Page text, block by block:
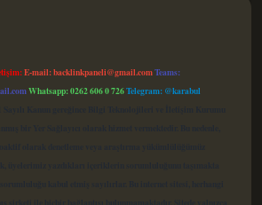
E-mail:backlinkpaneli@gmail.comTeams:
Whatsapp: 0262 606 0 726Telegram: @karabul